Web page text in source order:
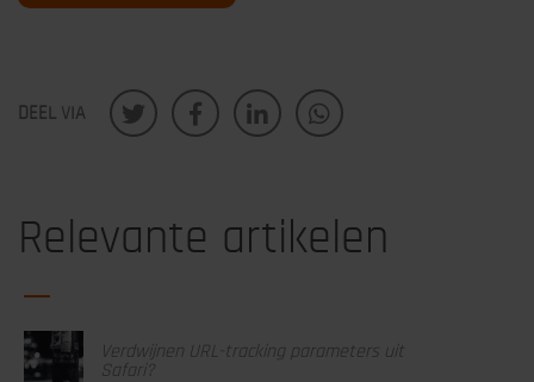
DEEL VIA
Relevante artikelen
Verdwijnen URL-tracking parameters uit
Safari?